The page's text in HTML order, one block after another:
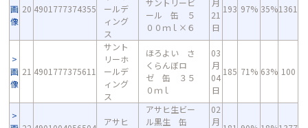
画
像
20 4901777374355
ールデ
ィング
ス
サントリービ
ール 缶 ５
００ｍｌ×６
月
21
日
193 97% 35%1361
画
像
21 4901777375611
サント
リーホ
ールデ
ィング
ス
ほろよい さ
くらんぼロ
ゼ 缶 ３５
０ｍｌ
03
月
04
日
185 71% 63% 100
アサヒ
アサヒ生ビー
ル黒生 缶
02
月